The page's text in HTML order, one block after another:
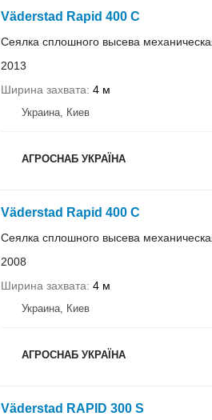
Väderstad Rapid 400 C
Сеялка сплошного высева
2013
Ширина захвата 4 м
Украина, Киев
АГРОСНАБ УКРАЇНА
Väderstad Rapid 400 C
Сеялка сплошного высева
2008
Ширина захвата 4 м
Украина, Киев
АГРОСНАБ УКРАЇНА
Väderstad RAPID 300 S